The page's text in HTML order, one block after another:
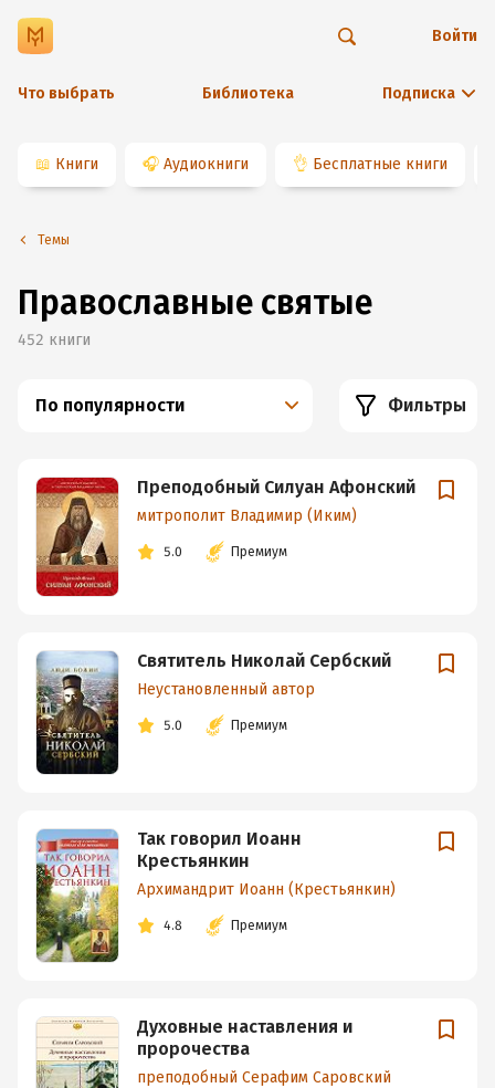
Что выбрать Библиотека Подписка
Войти
📖 Книги 🎧 Аудиокниги 👌 Бесплатные книги
Темы
Православные святые
452 книги
По популярности Фильтры
Преподобный Силуан Афонский
митрополит Владимир (Иким)
5.0 Премиум
Святитель Николай Сербский
Неустановленный автор
5.0 Премиум
Так говорил Иоанн
Крестьянкин
Архимандрит Иоанн (Крестьянкин)
4.8 Премиум
Духовные наставления и
пророчества
преподобный Серафим Саровский